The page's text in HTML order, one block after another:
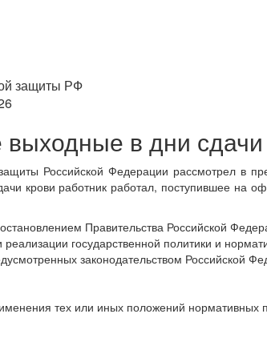
защиты РФ
в дни сдачи
Российской Федерации рассмотрел в
крови работник работал, поступившее на
Правительства Российской
государственной политики и
законодательством Российской
тех или иных положений нормативных